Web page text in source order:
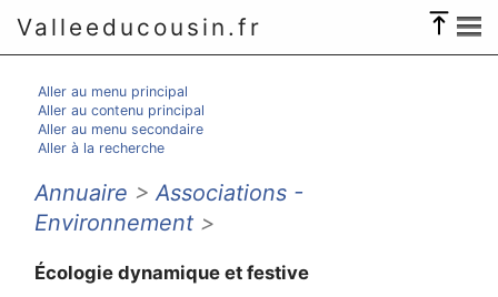
Valleeducousin.fr
Aller au menu principal
Aller au contenu principal
Aller au menu secondaire
Aller à la recherche
Annuaire >Associations -
Environnement >
Écologie dynamique et festive